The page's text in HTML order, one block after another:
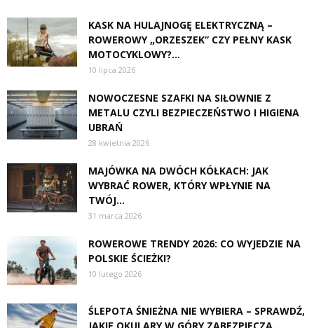
KASK NA HULAJNOGĘ ELEKTRYCZNĄ –
ROWEROWY „ORZESZEK” CZY PEŁNY KASK
MOTOCYKLOWY?...
10 lipca 2026
NOWOCZESNE SZAFKI NA SIŁOWNIE Z
METALU CZYLI BEZPIECZEŃSTWO I HIGIENA
UBRAŃ
28 kwietnia 2026
MAJÓWKA NA DWÓCH KÓŁKACH: JAK
WYBRAĆ ROWER, KTÓRY WPŁYNIE NA
TWÓJ...
31 marca 2026
ROWEROWE TRENDY 2026: CO WYJEDZIE NA
POLSKIE ŚCIEŻKI?
10 lutego 2026
ŚLEPOTA ŚNIEŻNA NIE WYBIERA – SPRAWDŹ,